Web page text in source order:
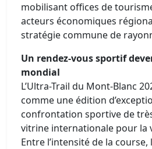
mobilisant offices de
acteurs économiques
stratégie commune de
Un rendez-vous sportif
mondial
L’Ultra-Trail du Mont-Blanc
comme une édition
confrontation sportive de
vitrine internationale pour la
Entre l’intensité de la